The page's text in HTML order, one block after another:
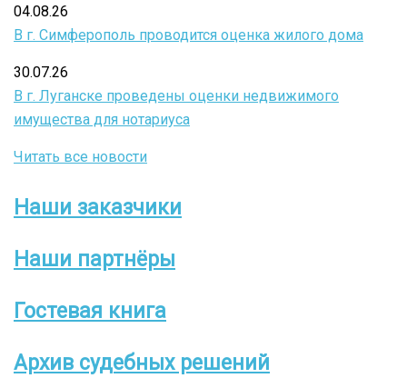
04.08.26
В г. Симферополь проводится оценка жилого дома
30.07.26
В г. Луганске проведены оценки недвижимого
имущества для нотариуса
Читать все новости
Боковое
меню
Наши заказчики
Наши партнёры
Гостевая книга
Архив судебных решений